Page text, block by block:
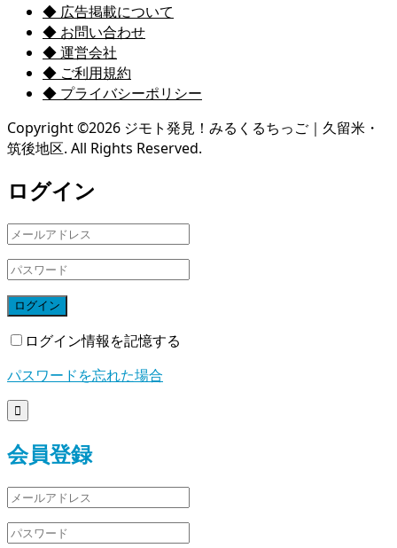
◆ 広告掲載について
◆ お問い合わせ
◆ 運営会社
◆ ご利用規約
◆ プライバシーポリシー
Copyright ©2026 ジモト発見！みるくるちっご｜久留米・
筑後地区. All Rights Reserved.
ログイン
ログイン
ログイン情報を記憶する
パスワードを忘れた場合

会員登録